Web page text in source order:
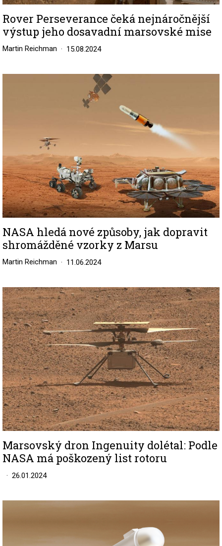
Rover Perseverance čeká nejnáročnější
výstup jeho dosavadní marsovské mise
Martin Reichman 15.08.2024
NASA hledá nové způsoby, jak dopravit
shromážděné vzorky z Marsu
Martin Reichman 11.06.2024
Image
Marsovský dron Ingenuity dolétal: Podle
NASA má poškozený list rotoru
26.01.2024